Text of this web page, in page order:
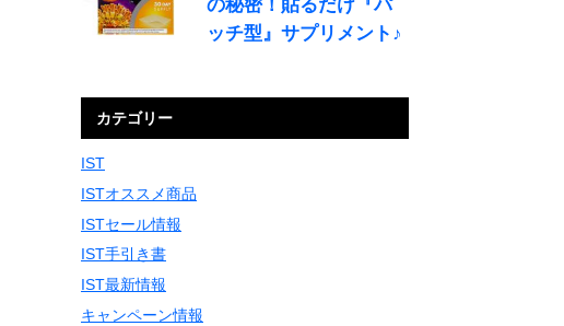
の秘密！貼るだけ『パ
ッチ型』サプリメント♪
カテゴリー
IST
ISTオススメ商品
ISTセール情報
IST手引き書
IST最新情報
キャンペーン情報